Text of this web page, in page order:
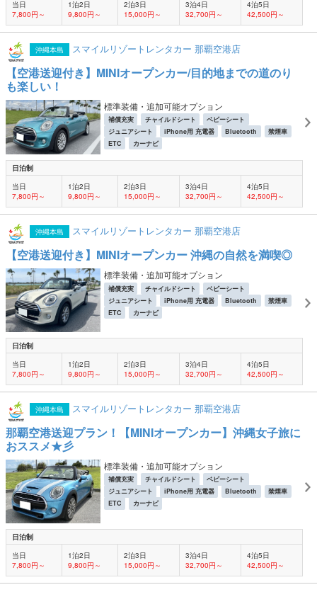
当日
7,800円～
1泊2日
9,800円～
2泊3日
15,000円～
3泊4日
32,700円～
4泊5日
42,500円～
沖縄本島 スマイルリゾートレンタカー 那覇空港店
【空港送迎付き】MINIオープンカー/目的地までの道のり
も楽しい！
標準装備・追加可能オプション
補償充実 チャイルドシート
ベビーシート
ジュニアシート
iPhone用 充電器 Bluetooth
禁煙車
ETC
カーナビ
日泊制
当日
7,800円～
1泊2日
9,800円～
2泊3日
15,000円～
3泊4日
32,700円～
4泊5日
42,500円～
沖縄本島 スマイルリゾートレンタカー 那覇空港店
【空港送迎付き】MINIオープンカー 沖縄の自然を満喫◎
標準装備・追加可能オプション
補償充実 チャイルドシート
ベビーシート
ジュニアシート
iPhone用 充電器 Bluetooth
禁煙車
ETC
カーナビ
日泊制
当日
7,800円～
1泊2日
9,800円～
2泊3日
15,000円～
3泊4日
32,700円～
4泊5日
42,500円～
沖縄本島 スマイルリゾートレンタカー 那覇空港店
那覇空港送迎プラン！【MINIオープンカー】沖縄女子旅に
おススメ★彡
標準装備・追加可能オプション
補償充実 チャイルドシート
ベビーシート
ジュニアシート
iPhone用 充電器 Bluetooth
禁煙車
ETC
カーナビ
日泊制
当日
7,800円～
1泊2日
9,800円～
2泊3日
15,000円～
3泊4日
32,700円～
4泊5日
42,500円～